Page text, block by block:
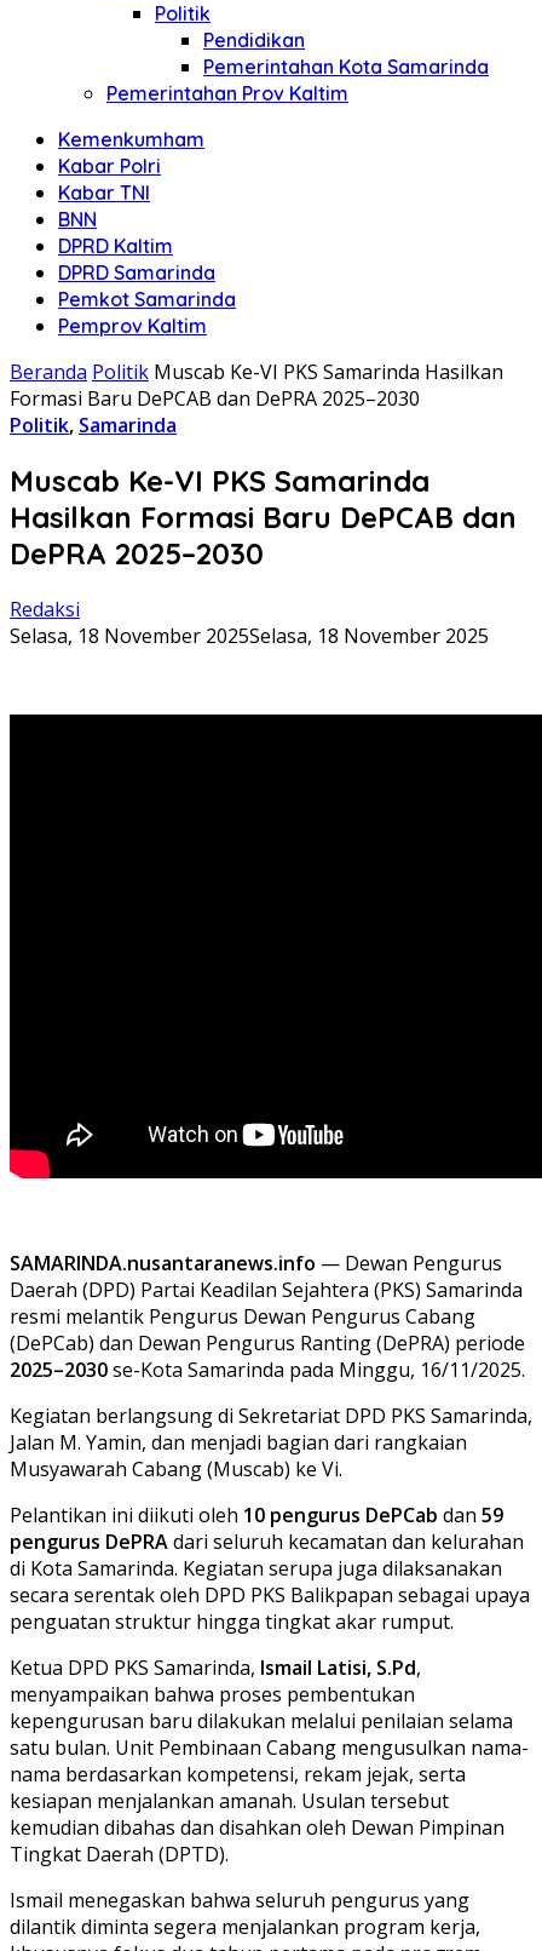
Politik
Pendidikan
Pemerintahan Kota Samarinda
Pemerintahan Prov Kaltim
Kemenkumham
Kabar Polri
Kabar TNI
BNN
DPRD Kaltim
DPRD Samarinda
Pemkot Samarinda
Pemprov Kaltim
Beranda Politik Muscab Ke-VI PKS Samarinda Hasilkan
Formasi Baru DePCAB dan DePRA 2025–2030
Politik, Samarinda
Muscab Ke-VI PKS Samarinda
Hasilkan Formasi Baru DePCAB dan
DePRA 2025–2030
Redaksi
Selasa, 18 November 2025Selasa, 18 November 2025
SAMARINDA.nusantaranews.info — Dewan Pengurus
Daerah (DPD) Partai Keadilan Sejahtera (PKS) Samarinda
resmi melantik Pengurus Dewan Pengurus Cabang
(DePCab) dan Dewan Pengurus Ranting (DePRA) periode
2025–2030se-Kota Samarinda pada Minggu, 16/11/2025.
Kegiatan berlangsung di Sekretariat DPD PKS Samarinda,
Jalan M. Yamin, dan menjadi bagian dari rangkaian
Musyawarah Cabang (Muscab) ke Vi.
Pelantikan ini diikuti oleh 10 pengurus DePCab dan 59
pengurus DePRAdari seluruh kecamatan dan kelurahan
di Kota Samarinda. Kegiatan serupa juga dilaksanakan
secara serentak oleh DPD PKS Balikpapan sebagai upaya
penguatan struktur hingga tingkat akar rumput.
Ketua DPD PKS Samarinda, Ismail Latisi, S.Pd,
menyampaikan bahwa proses pembentukan
kepengurusan baru dilakukan melalui penilaian selama
satu bulan. Unit Pembinaan Cabang mengusulkan nama-
nama berdasarkan kompetensi, rekam jejak, serta
kesiapan menjalankan amanah. Usulan tersebut
kemudian dibahas dan disahkan oleh Dewan Pimpinan
Tingkat Daerah (DPTD).
Ismail menegaskan bahwa seluruh pengurus yang
dilantik diminta segera menjalankan program kerja,